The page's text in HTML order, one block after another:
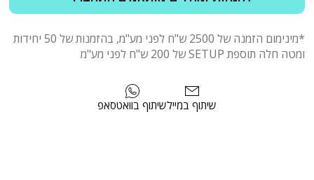
*מינימום הזמנה של 2500 ש"ח לפני מע"מ, בהזמנות של 50 יחידות
ומטה חלה תוספת SETUP של 200 ש"ח לפני מע"מ
שיתוף בוואטסאפשיתוף במייל